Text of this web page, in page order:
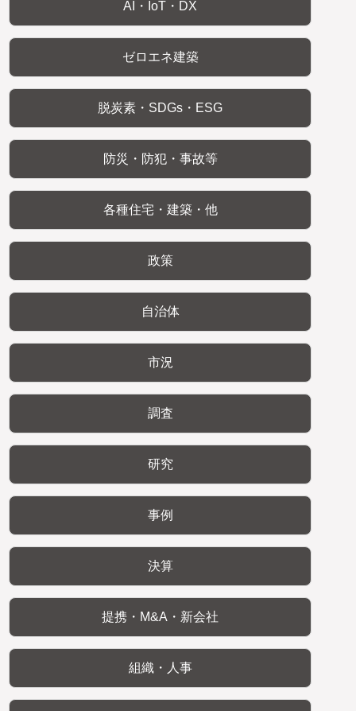
AI・IoT・DX
ゼロエネ建築
脱炭素・SDGs・ESG
防災・防犯・事故等
各種住宅・建築・他
政策
自治体
市況
調査
研究
事例
決算
提携・M&A・新会社
組織・人事